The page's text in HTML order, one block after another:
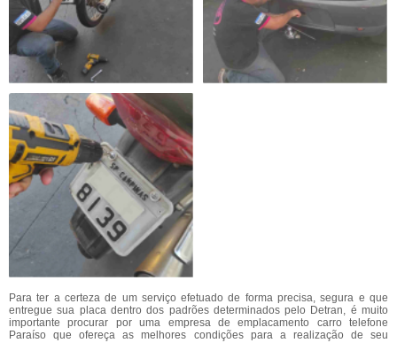
Para ter a certeza de um serviço efetuado de forma precisa, segura e que
entregue sua placa dentro dos padrões determinados pelo Detran, é muito
importante procurar por uma empresa de emplacamento carro telefone
Paraíso
que ofereça as melhores condições para a realização de seu